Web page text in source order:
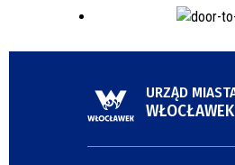
URZĄD
WŁOCŁAWEK